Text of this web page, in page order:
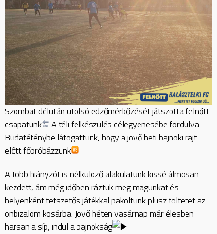
Szombat délután utolsó edzőmérkőzését játszotta felnőtt
csapatunk
A téli felkészülés célegyenesébe fordulva
Budatéténybe látogattunk, hogy a jövő heti bajnoki rajt
előtt főpróbázzunk
A több hiányzót is nélkülöző alakulatunk kissé álmosan
kezdett, ám még időben ráztuk meg magunkat és
helyenként tetszetős játékkal pakoltunk plusz töltetet az
önbizalom kosárba. Jövő héten vasárnap már élesben
harsan a síp, indul a bajnokság